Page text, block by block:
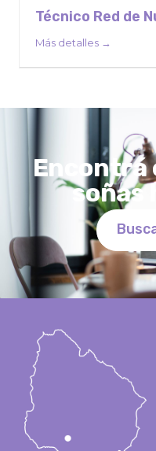
Técnico Red de
Más detalles
Encontrá
soñas